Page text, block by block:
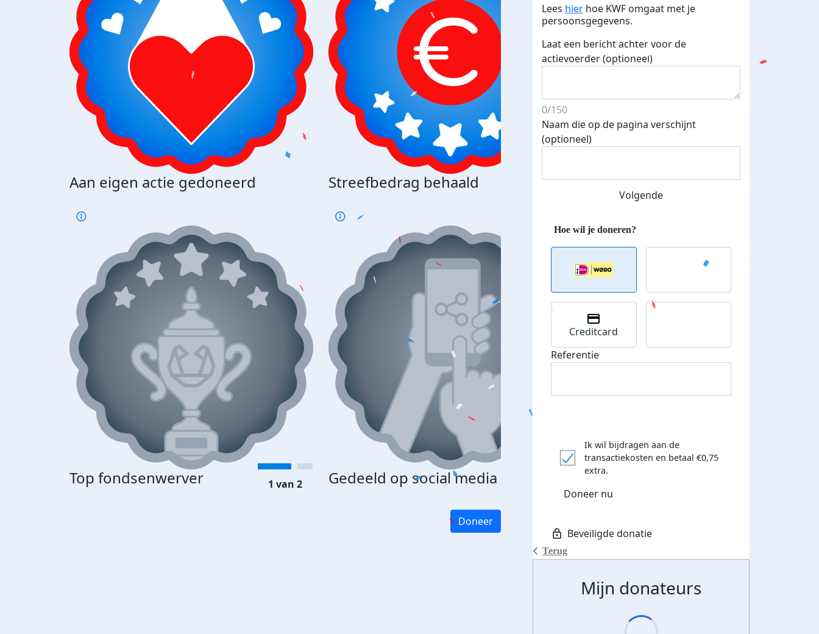
Aan eigen actie gedoneerd Streefbedrag behaald Streefbedrag verhoogd
Top fondsenwerver Gedeeld op social media Donateurs bedankt
1 van 2
Doneer
Lees hier hoe KWF omgaat met je
persoonsgegevens.
Laat een bericht achter voor de
actievoerder (optioneel)
0/150
Naam die op de pagina verschijnt
(optioneel)
Volgende
Terug
Creditcard
Referentie
Ik wil bijdragen aan de
transactiekosten en betaal €0,75
extra.
Doneer nu
Mijn donateurs